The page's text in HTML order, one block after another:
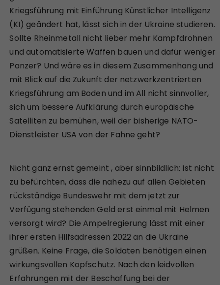
Kriegsführung mit Einführung Künstlicher Intelligenz
(KI) geändert hat, lässt sich in der Ukraine studieren.
Sollte Rheinmetall nicht lieber mehr Kampfdrohnen
und automatisierte Waffen bauen und dafür weniger
Panzer? Und wäre es in diesem Zusammenhang und
mit Blick auf die Zukunft der netzwerkzentrierten
Kriegsführung am Boden und im All nicht sinnvoller,
sich um bessere Aufklärung durch europäische
Satelliten zu bemühen, weil der bisherige NATO-
Dienstleister USA von der Fahne geht?
Nicht ganz ernst gemeint , aber sinnbildlich: Ist nicht
zu befürchten, dass die nahezu auf allen Gebieten
rückständige Bundeswehr mit dem jetzt zur
Verfügung stehenden Geld erst einmal mit Helmen
versorgt wird? Die Ampelregierung lässt mit einer
ihrer ersten Hilfsadressen 2022 an die Ukraine
grüßen. Keine Frage, die Soldaten benötigen einen
wirkungsvollen Kopfschutz. Nach den leidvollen
Erfahrungen mit der Beschaffung bei der